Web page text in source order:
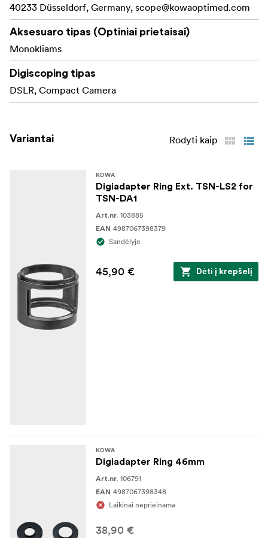
40233 Düsseldorf, Germany, scope@kowaoptimed.com
Aksesuaro tipas (Optiniai prietaisai)
Monokliams
Digiscoping tipas
DSLR, Compact Camera
Variantai Rodyti kaip
KOWA
Digiadapter Ring Ext. TSN-LS2 for
TSN-DA1
Art.nr. 103885
EAN 4987067398379
Sandėlyje
45,90 € Dėti į krepšelį
KOWA
Digiadapter Ring 46mm
Art.nr. 106791
EAN 4987067398348
Laikinai neprieinama
38,90 €